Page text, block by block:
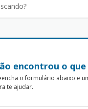
encontrou o
o formulário abaixo e
te ajudar.